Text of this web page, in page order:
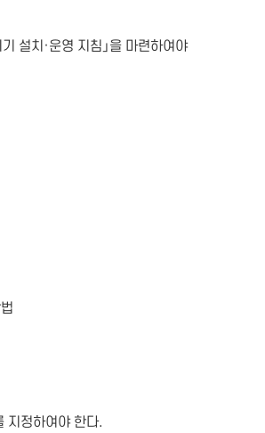
설치·운영 지침」을 마련하여야
지정하여야 한다.